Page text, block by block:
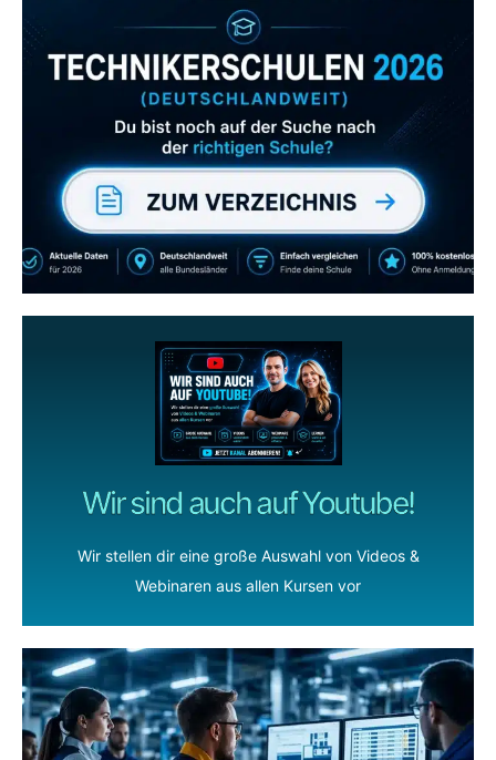
Zum Verzeichnis
Wir sind auch auf Youtube!
Wir stellen dir eine große Auswahl von Videos &
Webinaren aus allen Kursen vor
Abonniere uns auch
gerne
wenn dir unsere Videos gefallen!
ZUM YOUTUBE KANAL